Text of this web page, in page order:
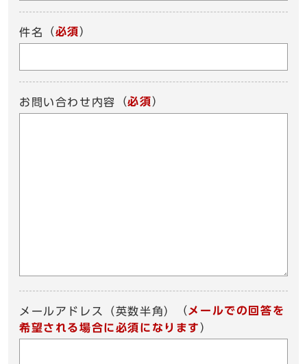
件名 （必須）
お問い合わせ内容 （必須）
メールアドレス（英数半角） （ メールでの回答を
希望される場合に必須になります ）